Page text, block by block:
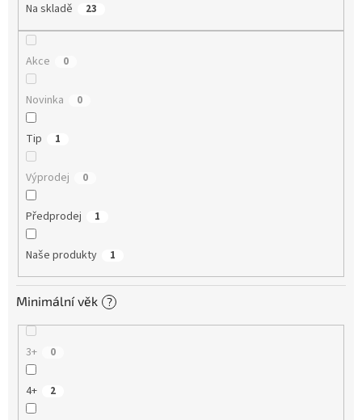
Na skladě 23
Akce 0
Novinka 0
Tip 1
Výprodej 0
Předprodej 1
Naše produkty 1
Minimální věk ?
3+ 0
4+ 2